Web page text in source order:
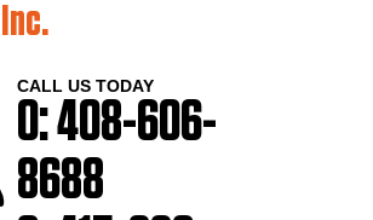
Inc.
CALL US TODAY
O: 408-606-
8688